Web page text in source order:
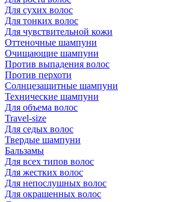
Для сухих волос
Для тонких волос
Для чувствительной кожи
Оттеночные шампуни
Очищающие шампуни
Против выпадения волос
Против перхоти
Солнцезащитные шампуни
Технические шампуни
Для объема волос
Travel-size
Для седых волос
Твердые шампуни
Бальзамы
Для всех типов волос
Для жестких волос
Для непослушных волос
Для окрашенных волос